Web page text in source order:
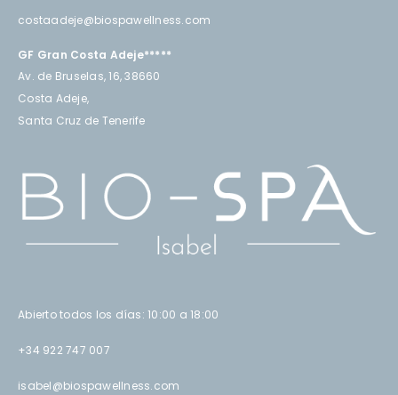
costaadeje@biospawellness.com
GF Gran Costa Adeje*****
Av. de Bruselas, 16, 38660
Costa Adeje,
Santa Cruz de Tenerife
Abierto todos los días: 10:00 a 18:00
+34 922 747 007
isabel@biospawellness.com